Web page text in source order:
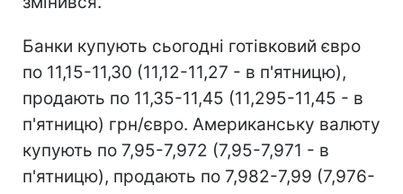
Банки купують сьогодні готівковий євро
по 11,15-11,30 (11,12-11,27 - в п'ятницю),
продають по 11,35-11,45 (11,295-11,45 - в
п'ятницю) грн/євро. Американську валюту
купують по 7,95-7,972 (7,95-7,971 - в
п'ятницю), продають по 7,982-7,99 (7,976-